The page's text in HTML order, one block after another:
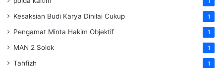
Kesaksian Budi Karya Dinilai Cukup 1
Pengamat Minta Hakim Objektif 1
MAN 2 Solok 1
Tahfizh 1